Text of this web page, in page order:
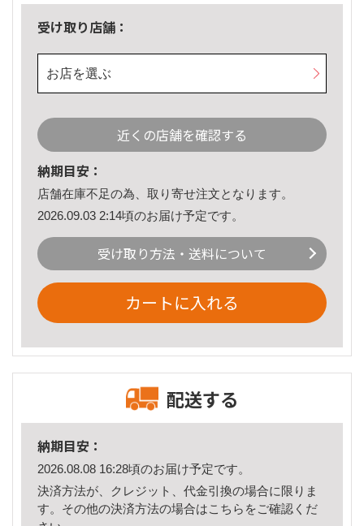
受け取り店舗：
お店を選ぶ
近くの店舗を確認する
納期目安：
店舗在庫不足の為、取り寄せ注文となります。
2026.09.03 2:14頃のお届け予定です。
受け取り方法・送料について
カートに入れる
配送する
納期目安：
2026.08.08 16:28頃のお届け予定です。
決済方法が、クレジット、代金引換の場合に限りま
す。その他の決済方法の場合はこちら をご確認くだ